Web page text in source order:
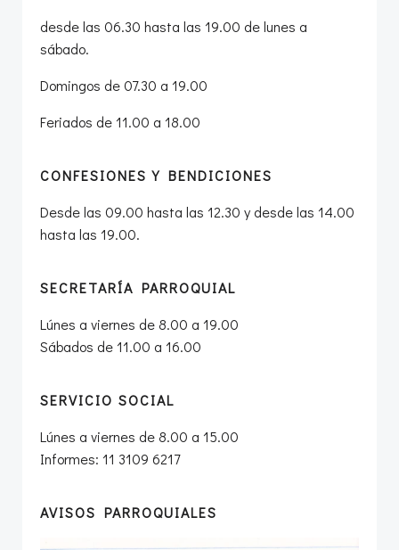
desde las 06.30 hasta las 19.00 de lunes a
sábado.
Domingos de 07.30 a 19.00
Feriados de 11.00 a 18.00
CONFESIONES Y BENDICIONES
Desde las 09.00 hasta las 12.30 y desde las 14.00
hasta las 19.00.
SECRETARÍA PARROQUIAL
Lúnes a viernes de 8.00 a 19.00
Sábados de 11.00 a 16.00
SERVICIO SOCIAL
Lúnes a viernes de 8.00 a 15.00
Informes: 11 3109 6217
AVISOS PARROQUIALES